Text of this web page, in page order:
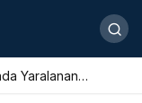
Yaralanan